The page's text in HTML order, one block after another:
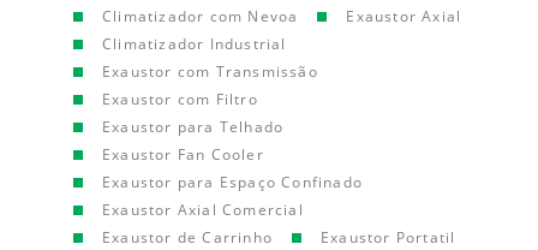
Climatizador com Nevoa
Exaustor Axial
Climatizador Industrial
Exaustor com Transmissão
Exaustor com Filtro
Exaustor para Telhado
Exaustor Fan Cooler
Exaustor para Espaço Confinado
Exaustor Axial Comercial
Exaustor de Carrinho
Exaustor Portatil